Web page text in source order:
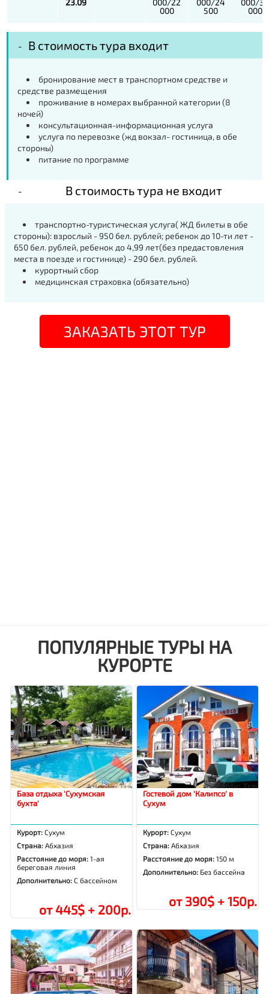
23.09
000/22
000
000/24
500
000/34
000
В стоимость тура входит
бронирование мест в транспортном средстве и
средстве размещения
проживание в номерах выбранной категории (8
ночей)
консультационная-информационная услуга
услуга по перевозке (жд вокзал- гостиница, в обе
стороны)
питание по программе
В стоимость тура не входит
транспортно-туристическая услуга( ЖД билеты в обе
стороны): взрослый - 950 бел. рублей; ребенок до 10-ти лет -
650 бел. рублей, ребенок до 4,99 лет(без предастовления
места в поезде и гостинице) - 290 бел. рублей.
курортный сбор
медицинская страховка (обязательно)
ЗАКАЗАТЬ ЭТОТ ТУР
ПОПУЛЯРНЫЕ ТУРЫ НА
КУРОРТЕ
База отдыха 'Сухумская
бухта'
Курорт:Сухум
Страна:Абхазия
Расстояние до моря:1-ая
береговая линия
Дополнительно:С бассейном
от 445$ + 200р.
Гостевой дом 'Калипсо' в
Сухум
Курорт:Сухум
Страна:Абхазия
Расстояние до моря:150 м
Дополнительно: Без бассейна
от 390$ + 150р.